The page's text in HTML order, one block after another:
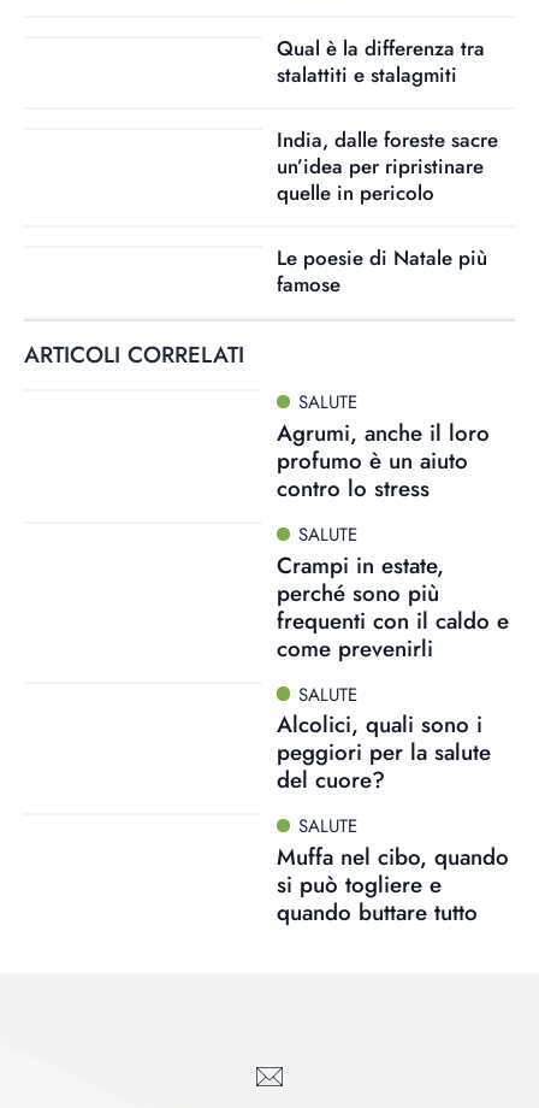
Qual è la differenza tra
stalattiti e stalagmiti
India, dalle foreste sacre
un’idea per ripristinare
quelle in pericolo
Le poesie di Natale più
famose
ARTICOLI CORRELATI
SALUTE
Agrumi, anche il loro
profumo è un aiuto
contro lo stress
SALUTE
Crampi in estate,
perché sono più
frequenti con il caldo e
come prevenirli
SALUTE
Alcolici, quali sono i
peggiori per la salute
del cuore?
SALUTE
Muffa nel cibo, quando
si può togliere e
quando buttare tutto